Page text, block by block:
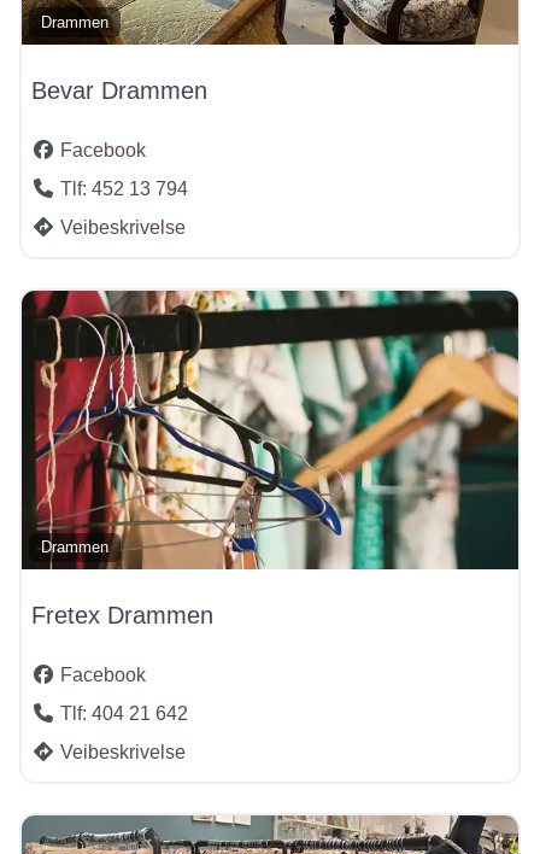
Drammen
Bevar Drammen
Facebook
Tlf: 452 13 794
Veibeskrivelse
Drammen
Fretex Drammen
Facebook
Tlf: 404 21 642
Veibeskrivelse